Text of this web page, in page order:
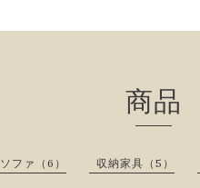
商品
ソファ（6） 収納家具（5）